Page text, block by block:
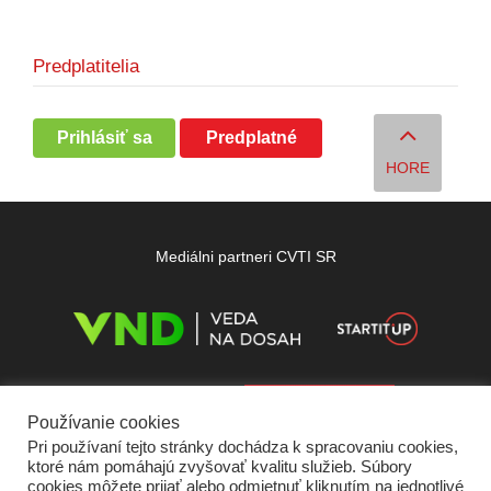
Predplatitelia
Prihlásiť sa Predplatné
HORE
Mediálni partneri CVTI SR
Používanie cookies
Pri používaní tejto stránky dochádza k spracovaniu cookies,
ktoré nám pomáhajú zvyšovať kvalitu služieb. Súbory
cookies môžete prijať alebo odmietnuť kliknutím na jednotlivé